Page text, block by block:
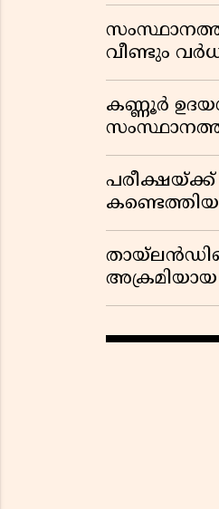
വീണ്ടും
കണ്ണൂർ
പരീക്ഷയ്ക്ക്
അക്രമിയായ